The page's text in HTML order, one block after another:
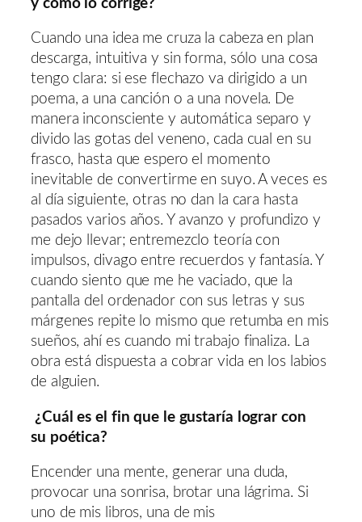
y cómo lo corrige?
Cuando una idea me cruza la cabeza en plan
descarga, intuitiva y sin forma, sólo una cosa
tengo clara: si ese flechazo va dirigido a un
poema, a una canción o a una novela. De
manera inconsciente y automática separo y
divido las gotas del veneno, cada cual en su
frasco, hasta que espero el momento
inevitable de convertirme en suyo. A veces es
al día siguiente, otras no dan la cara hasta
pasados varios años. Y avanzo y profundizo y
me dejo llevar; entremezclo teoría con
impulsos, divago entre recuerdos y fantasía. Y
cuando siento que me he vaciado, que la
pantalla del ordenador con sus letras y sus
márgenes repite lo mismo que retumba en mis
sueños, ahí es cuando mi trabajo finaliza. La
obra está dispuesta a cobrar vida en los labios
de alguien.
¿Cuál es el fin que le gustaría lograr con
su poética?
Encender una mente, generar una duda,
provocar una sonrisa, brotar una lágrima. Si
uno de mis libros, una de mis